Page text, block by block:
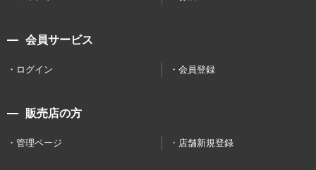
会員サービス
ログイン 会員登録
販売店の方
管理ページ 店舗新規登録